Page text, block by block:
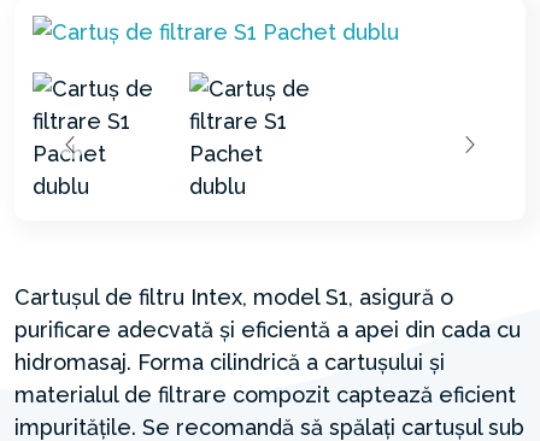
Cartușul de filtru Intex, model S1, asigură o
purificare adecvată și eficientă a apei din cada cu
hidromasaj. Forma cilindrică a cartușului și
materialul de filtrare compozit captează eficient
impuritățile. Se recomandă să spălați cartușul sub